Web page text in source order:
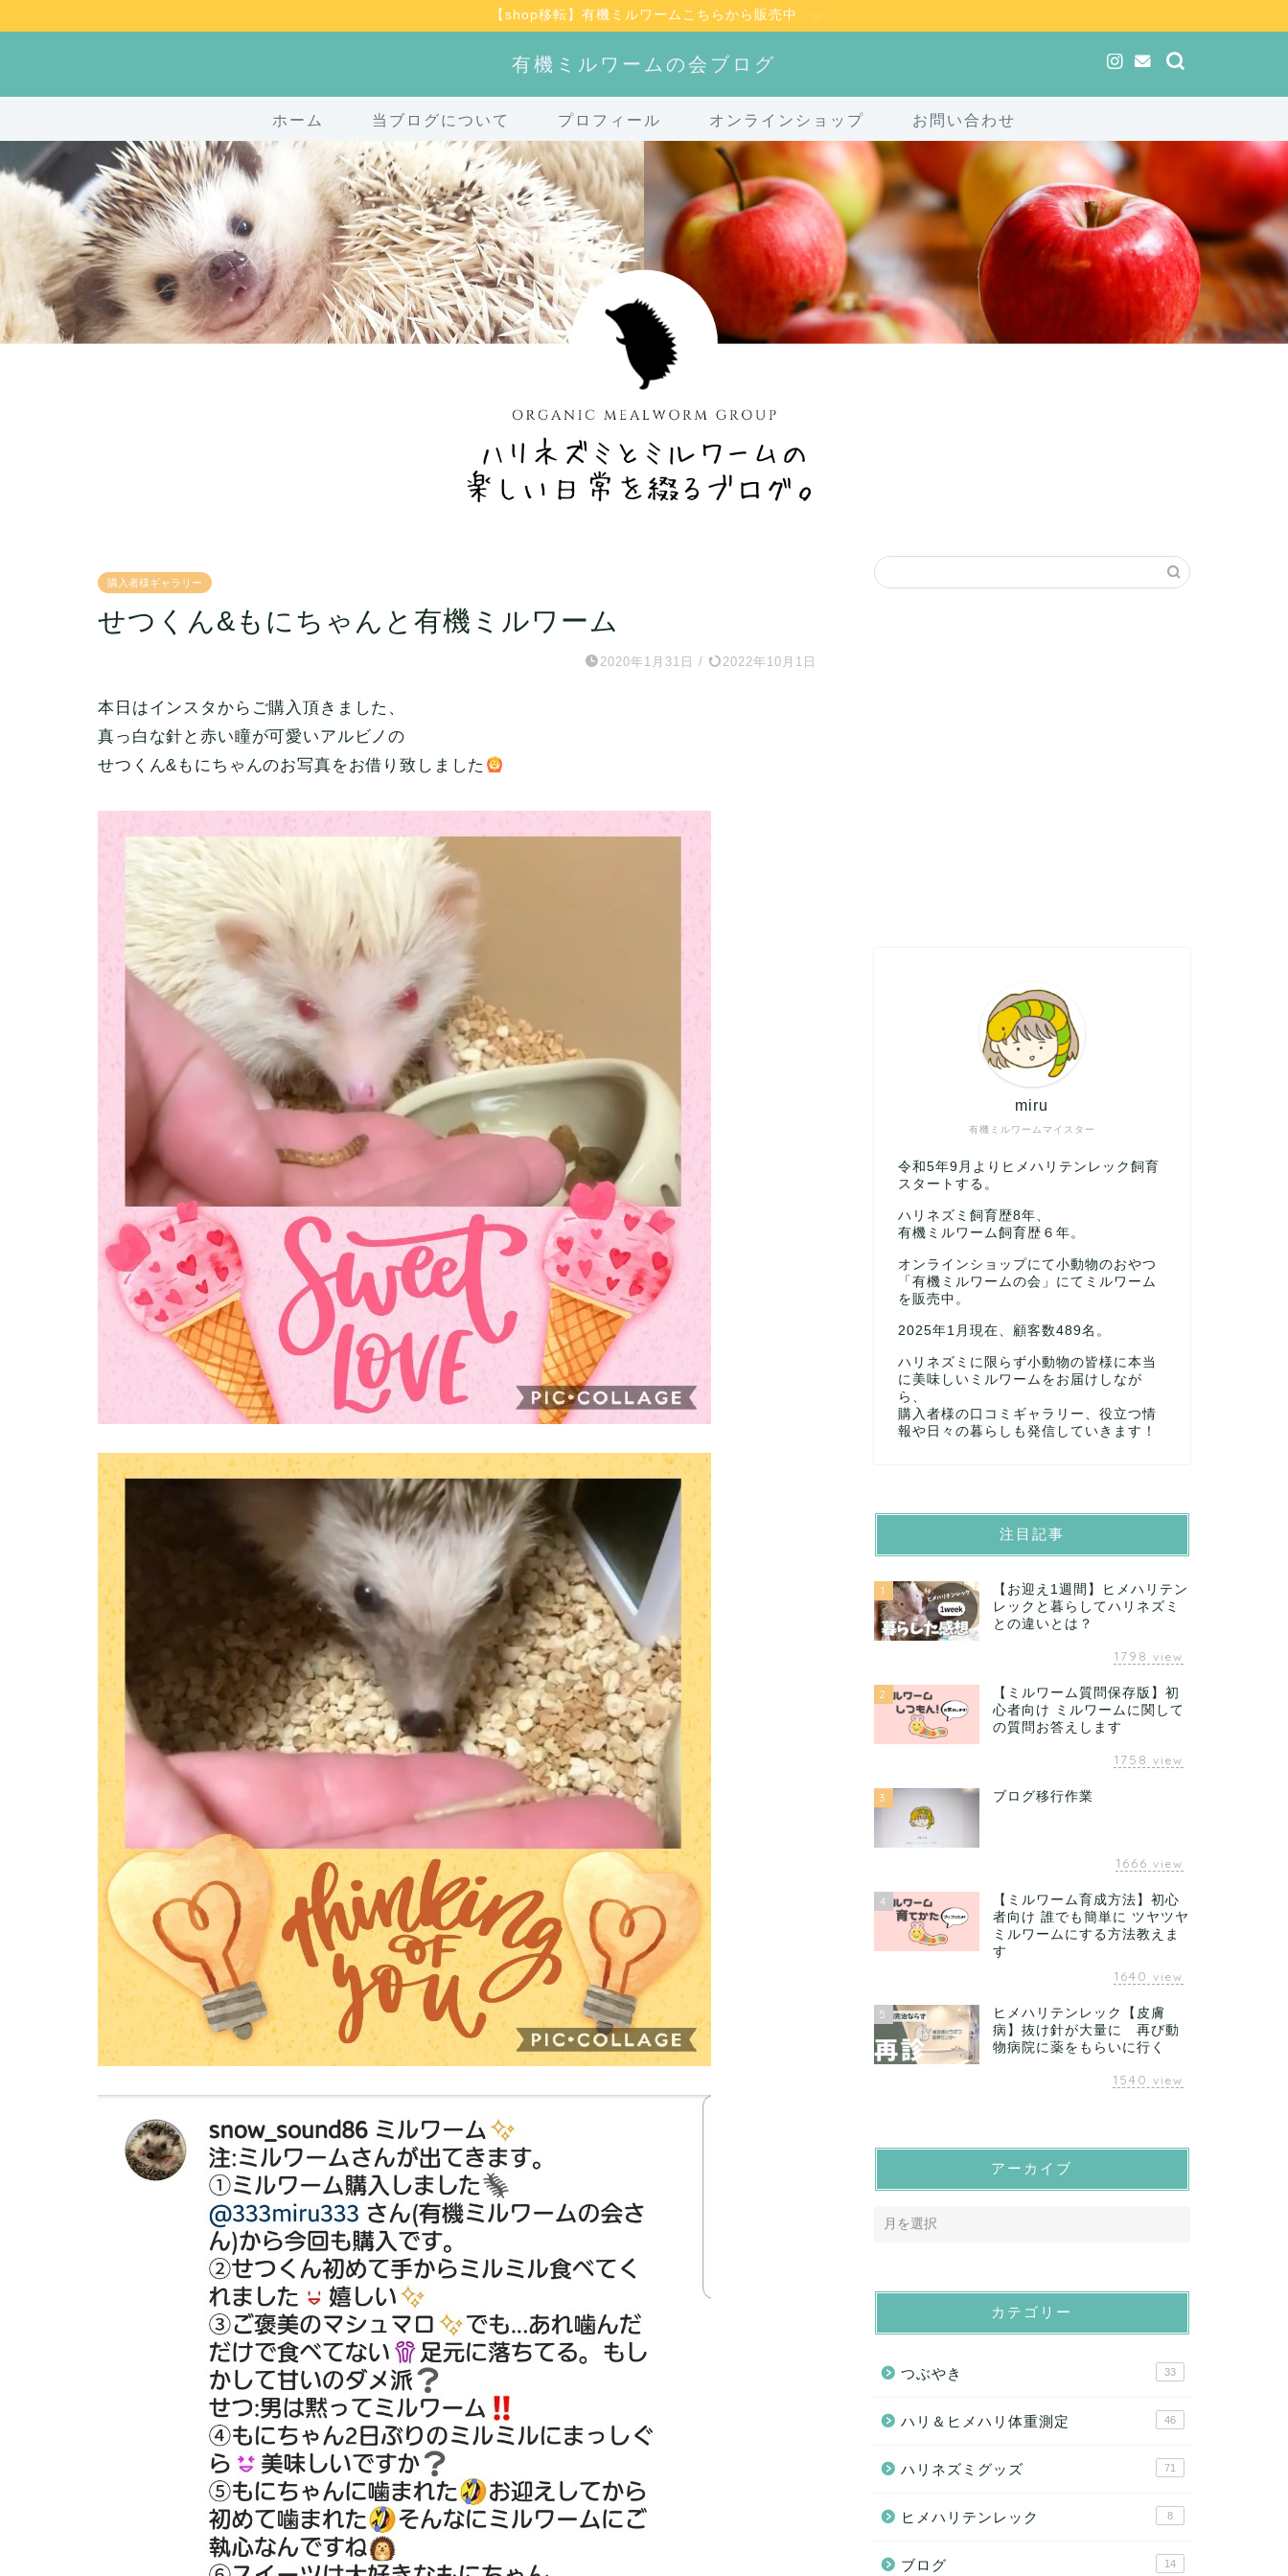
【shop移転】有機ミルワームこちらから販売中
有機ミルワームの会ブログ
ホーム 当ブログについて プロフィール オンラインショップ お問い合わせ
購入者様ギャラリー
せつくん&もにちゃんと有機ミルワーム
2020年1月31日 / 2022年10月1日
本日はインスタからご購入頂きました、
真っ白な針と赤い瞳が可愛いアルビノの
せつくん&もにちゃんのお写真をお借り致しました
有機ミルワームマイスター
miru
令和5年9月よりヒメハリテンレック飼育
スタートする。
ハリネズミ飼育歴8年、
有機ミルワーム飼育歴６年。
オンラインショップにて小動物のおやつ
「有機ミルワームの会」にてミルワーム
を販売中。
2025年1月現在、顧客数489名。
ハリネズミに限らず小動物の皆様に本当
に美味しいミルワームをお届けしなが
ら、
購入者様の口コミギャラリー、役立つ情
報や日々の暮らしも発信していきます！
注目記事
1
【お迎え1週間】ヒメハリテン
レックと暮らしてハリネズミ
との違いとは？
1798 view
2
【ミルワーム質問保存版】初
心者向け ミルワームに関して
の質問お答えします
1758 view
3 ブログ移行作業
1666 view
4
【ミルワーム育成方法】初心
者向け 誰でも簡単に ツヤツヤ
ミルワームにする方法教えま
す
1640 view
5
ヒメハリテンレック【皮膚
病】抜け針が大量に 再び動
物病院に薬をもらいに行く
1540 view
アーカイブ
カテゴリー
つぶやき 33
ハリ＆ヒメハリ体重測定 46
ハリネズミグッズ 71
ヒメハリテンレック 8
ブログ 14